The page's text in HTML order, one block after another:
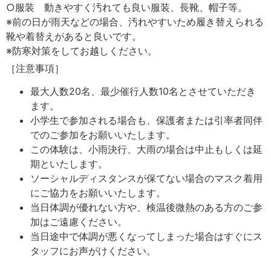
○服装 動きやすく汚れても良い服装、長靴、帽子等。
※前の日が雨天などの場合、汚れやすいため履き替えられる
靴や着替えがあると良いです。
※防寒対策をしてお越しください。
［注意事項］
最大人数20名、最少催行人数10名とさせていただき
ます。
小学生で参加される場合も、保護者または引率者同伴
でのご参加をお願いいたします。
この体験は、小雨決行、大雨の場合は中止もしくは延
期といたします。
ソーシャルディスタンスが保てない場合のマスク着用
にご協力をお願いいたします。
当日体調が優れない方や、検温後微熱のある方のご参
加はご遠慮ください。
当日途中で体調が悪くなってしまった場合はすぐにス
タッフにお声がけください。